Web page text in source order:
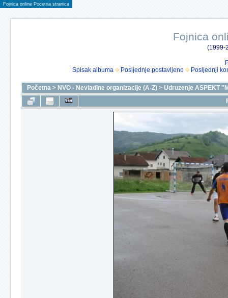
Fojnica online Pocetna stranica
Fojnica
(1999-
Spisak albuma
Posljednje postavljeno Posljednji
Početna > NVO - Nevladine organizacije (A-Z) > Udruzenje ASPEKT